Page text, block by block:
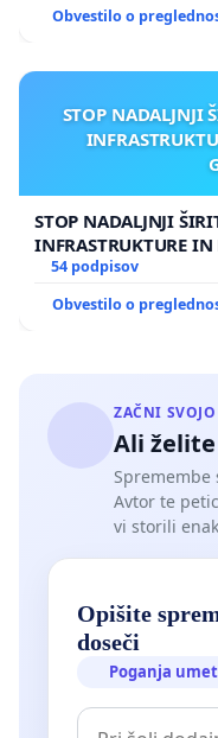
Obvestilo o
STOP NADALJNJI
STOP NADALJNJI
INFRASTRUKTURE
GRADIŠČAKU
54 podpisov
Obvestilo o
ZAČNI
Ali
Spremembe
Avtor te
vi storili
Opišite
doseči
Poganja